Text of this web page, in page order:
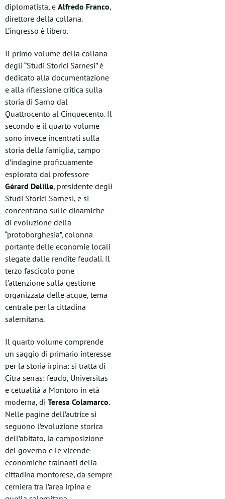
diplomatista, e Alfredo Franco,
direttore della collana.
L’ingresso è libero.
Il primo volume della collana
degli “Studi Storici Sarnesi” è
dedicato alla documentazione
e alla riflessione critica sulla
storia di Sarno dal
Quattrocento al Cinquecento. Il
secondo e il quarto volume
sono invece incentrati sulla
storia della famiglia, campo
d’indagine proficuamente
esplorato dal professore
Gérard Delille, presidente degli
Studi Storici Sarnesi, e si
concentrano sulle dinamiche
di evoluzione della
“protoborghesia”, colonna
portante delle economie locali
slegate dalle rendite feudali. Il
terzo fascicolo pone
l’attenzione sulla gestione
organizzata delle acque, tema
centrale per la cittadina
salernitana.
Il quarto volume comprende
un saggio di primario interesse
per la storia irpina: si tratta di
Citra serras: feudo, Universitas
e cetualità a Montoro in età
moderna, di Teresa Colamarco.
Nelle pagine dell’autrice si
seguono l’evoluzione storica
dell’abitato, la composizione
del governo e le vicende
economiche trainanti della
cittadina montorese, da sempre
cerniera tra l’area irpina e